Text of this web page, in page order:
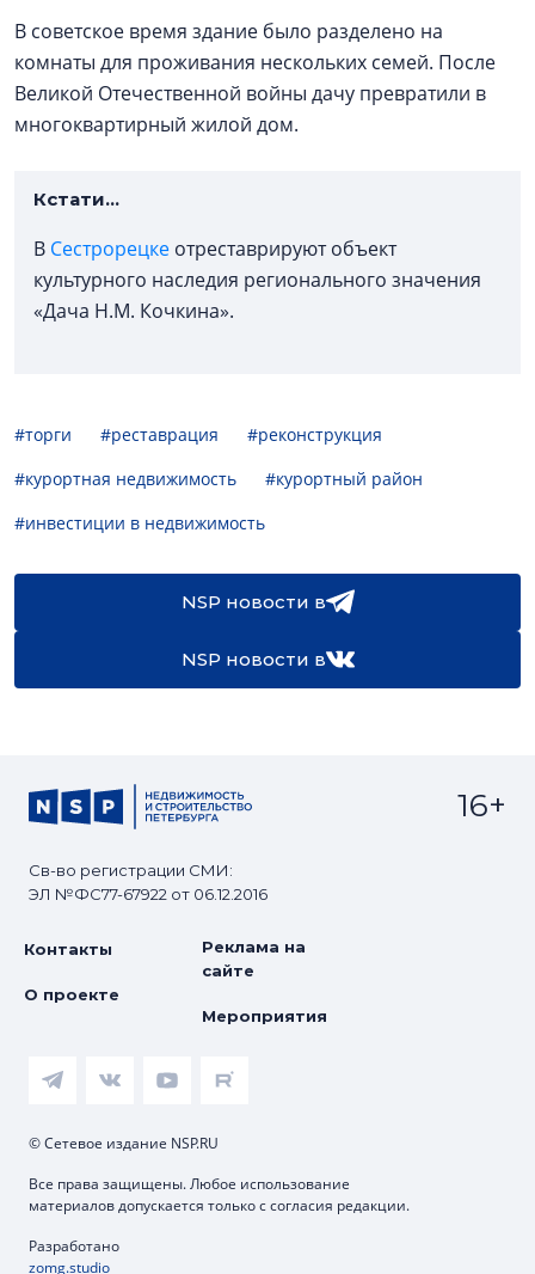
В советское время здание было разделено на
комнаты для проживания нескольких семей. После
Великой Отечественной войны дачу превратили в
многоквартирный жилой дом.
Кстати...
В Сестрорецке отреставрируют объект
культурного наследия регионального значения
«Дача Н.М. Кочкина».
#торги #реставрация
#реконструкция
#курортная недвижимость
#курортный район
#инвестиции в недвижимость
NSP новости в
NSP новости в
Св-во регистрации СМИ:
ЭЛ №ФС77-67922 от 06.12.2016
16+
Контакты
О проекте
Реклама на
сайте
Мероприятия
© Сетевое издание NSP.RU
Все права защищены. Любое использование
материалов допускается только с согласия редакции.
Разработано
zomg.studio